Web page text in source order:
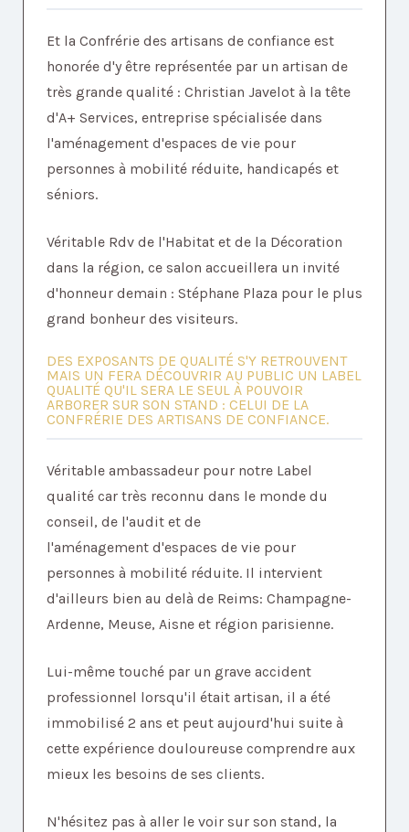
Et la Confrérie des artisans de confiance est
honorée d'y être représentée par un artisan de
très grande qualité : Christian Javelot à la tête
d'A+ Services, entreprise spécialisée dans
l'aménagement d'espaces de vie pour
personnes à mobilité réduite, handicapés et
séniors.
Véritable Rdv de l'Habitat et de la Décoration
dans la région, ce salon accueillera un invité
d'honneur demain : Stéphane Plaza pour le plus
grand bonheur des visiteurs.
DES EXPOSANTS DE QUALITÉ S'Y RETROUVENT
MAIS UN FERA DÉCOUVRIR AU PUBLIC UN LABEL
QUALITÉ QU'IL SERA LE SEUL À POUVOIR
ARBORER SUR SON STAND : CELUI DE LA
CONFRÉRIE DES ARTISANS DE CONFIANCE.
Véritable ambassadeur pour notre Label
qualité car très reconnu dans le monde du
conseil, de l'audit et de
l'aménagement d'espaces de vie pour
personnes à mobilité réduite. Il intervient
d'ailleurs bien au delà de Reims: Champagne-
Ardenne, Meuse, Aisne et région parisienne.
Lui-même touché par un grave accident
professionnel lorsqu'il était artisan, il a été
immobilisé 2 ans et peut aujourd'hui suite à
cette expérience douloureuse comprendre aux
mieux les besoins de ses clients.
N'hésitez pas à aller le voir sur son stand, la